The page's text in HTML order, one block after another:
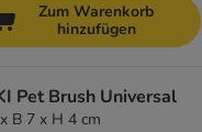
Zum Warenkorb
hinzufügen
Pet Brush Universal
B 7 x H 4 cm